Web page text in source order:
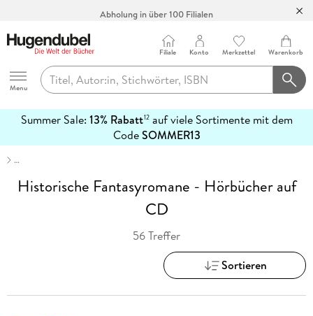
Abholung in über 100 Filialen
Hugendubel
Menu
Filiale Konto Merkzettel Warenkorb
Summer Sale: 13% Rabatt12auf viele Sortimente mit dem
CodeSOMMER13
erfahren
…
Historische Fantasyromane - Hörbücher auf
CD
56 Treffer
Sortieren